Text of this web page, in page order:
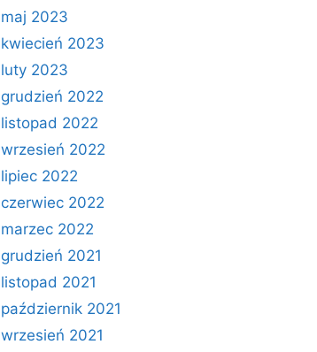
maj 2023
kwiecień 2023
luty 2023
grudzień 2022
listopad 2022
wrzesień 2022
lipiec 2022
czerwiec 2022
marzec 2022
grudzień 2021
listopad 2021
październik 2021
wrzesień 2021